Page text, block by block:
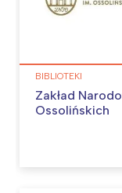
BIBLIOTEKI
Zakład Narodowy im.
Ossolińskich